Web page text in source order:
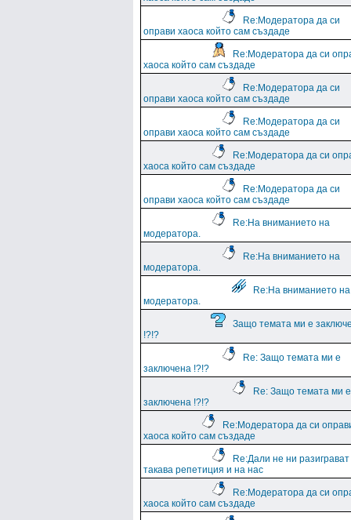
Re:Модератора да си
оправи хаоса който сам създаде
Re:Модератора да си
хаоса който сам създаде
Re:Модератора да си
оправи хаоса който сам създаде
Re:Модератора да си
оправи хаоса който сам създаде
Re:Модератора да си
хаоса който сам създаде
Re:Модератора да си
оправи хаоса който сам създаде
Re:На вниманието на
модератора.
Re:На вниманието на
модератора.
Re:На вниманието на
модератора.
Защо темата ми е
!?!?
Re: Защо темата ми е
заключена !?!?
Re: Защо темата ми е
заключена !?!?
Re:Модератора да си
хаоса който сам създаде
Re:Дали не ни разиграват
такава репетиция и на нас
Re:Модератора да си
хаоса който сам създаде